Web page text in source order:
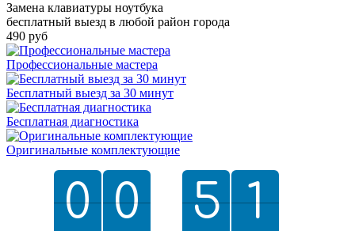
Замена клавиатуры ноутбука
бесплатный выезд в любой район города
490 руб
Профессиональные мастера
Бесплатный выезд за 30 минут
Бесплатная диагностика
Оригинальные комплектующие
0
0 0
0 5
5 2
1
1
2